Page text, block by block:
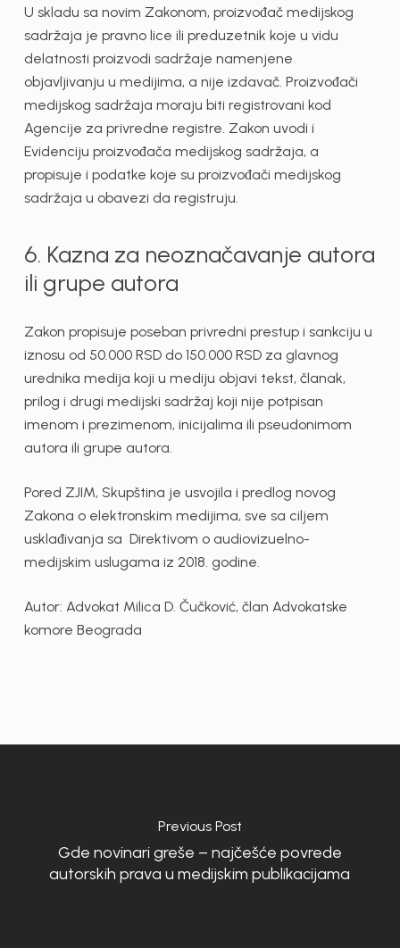
U skladu sa novim Zakonom, proizvođač medijskog
sadržaja je pravno lice ili preduzetnik koje u vidu
delatnosti proizvodi sadržaje namenjene
objavljivanju u medijima, a nije izdavač. Proizvođači
medijskog sadržaja moraju biti registrovani kod
Agencije za privredne registre. Zakon uvodi i
Evidenciju proizvođača medijskog sadržaja, a
propisuje i podatke koje su proizvođači medijskog
sadržaja u obavezi da registruju.
6. Kazna za neoznačavanje autora
ili grupe autora
Zakon propisuje poseban privredni prestup i sankciju u
iznosu od 50.000 RSD do 150.000 RSD za glavnog
urednika medija koji u mediju objavi tekst, članak,
prilog i drugi medijski sadržaj koji nije potpisan
imenom i prezimenom, inicijalima ili pseudonimom
autora ili grupe autora.
Pored ZJIM, Skupština je usvojila i predlog novog
Zakona o elektronskim medijima, sve sa ciljem
usklađivanja sa Direktivom o audiovizuelno-
medijskim uslugama iz 2018. godine.
Autor: Advokat Milica D. Čučković, član Advokatske
komore Beograda
Previous Post
Gde novinari greše – najčešće povrede
autorskih prava u medijskim publikacijama